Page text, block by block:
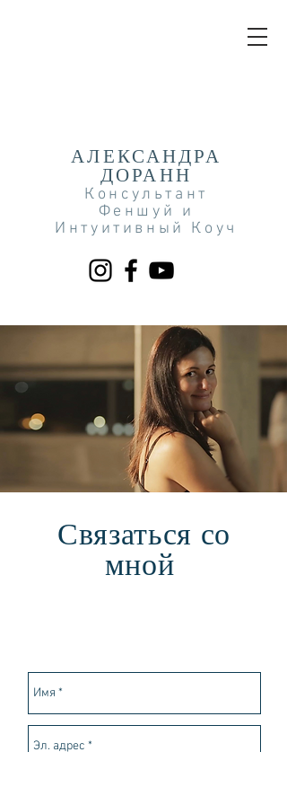
АЛЕКСАНДРА
ДОРАНН
Консультант
Феншуй и
Интуитивный Коуч
Связаться со
мной